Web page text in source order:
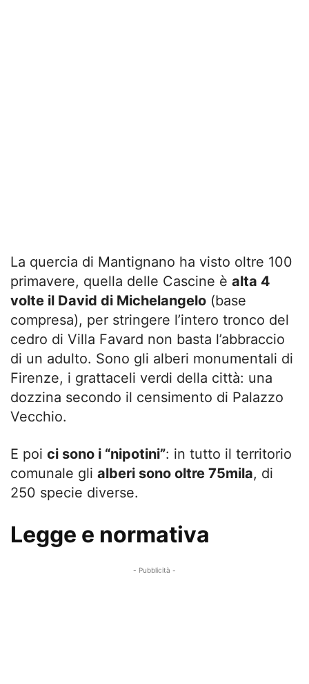
La quercia di Mantignano ha visto oltre 100
primavere, quella delle Cascine è alta 4
volte il David di Michelangelo (base
compresa), per stringere l’intero tronco del
cedro di Villa Favard non basta l’abbraccio
di un adulto. Sono gli alberi monumentali di
Firenze, i grattaceli verdi della città: una
dozzina secondo il censimento di Palazzo
Vecchio.
E poi ci sono i “nipotini”: in tutto il territorio
comunale gli alberi sono oltre 75mila, di
250 specie diverse.
Legge e normativa
- Pubblicità -